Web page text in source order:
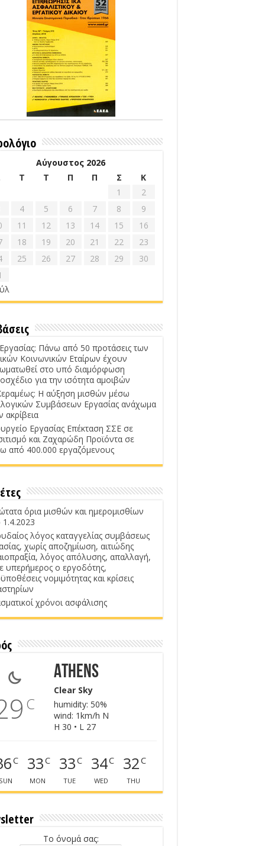
Αύγουστος 2026
Τ Τ Π Π Σ
Κ
1
2
4 5 6 7 8
9
11 12 13 14 15
16
18 19 20 21 22
23
25 26 27 28 29
30
Πάνω από 50 προτάσεις των
Κοινωνικών Εταίρων έχουν
στο υπό διαμόρφωση
για την ισότητα αμοιβών
Η αύξηση μισθών μέσω
Συμβάσεων Εργασίας ανάχωμα
ακρίβεια
Εργασίας Επέκταση ΣΣΕ σε
και Ζαχαρώδη Προϊόντα σε
από 400.000 εργαζόμενους
όρια μισθών και ημερομισθίων
λόγος καταγγελίας συμβάσεως
χωρίς αποζημίωση, αιτιώδης
λόγος απόλυσης, απαλλαγή,
υπερήμερος ο εργοδότης,
νομιμότητας και κρίσεις
χρόνοι ασφάλισης
C
Athens
Clear Sky
humidity: 50%
wind: 1km/h N
H 30 • L 27
C
SUN
33C
MON
33C
TUE
34C
WED
32C
THU
Το όνομά σας: